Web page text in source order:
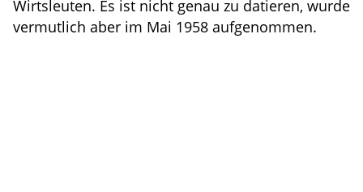
Wirtsleuten. Es ist nicht genau zu datieren, wurde
vermutlich aber im Mai 1958 aufgenommen.